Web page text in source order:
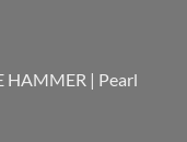
HAMMER | Pearl